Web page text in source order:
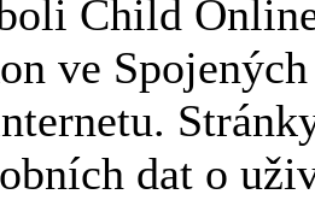
Child
ve
dat o